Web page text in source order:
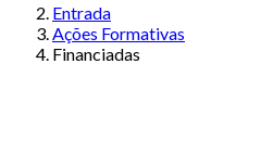
Entrada
Ações Formativas
Financiadas